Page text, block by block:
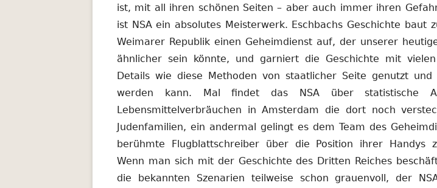
ist, mit all ihren schönen Seiten – aber auch immer ihren
ist NSA ein absolutes Meisterwerk. Eschbachs Geschichte baut
Weimarer Republik einen Geheimdienst auf, der unserer
ähnlicher sein könnte, und garniert die Geschichte mit
Details wie diese Methoden von staatlicher Seite genutzt und
werden kann. Mal findet das NSA über statistische
Lebensmittelverbräuchen in Amsterdam die dort noch
Judenfamilien, ein andermal gelingt es dem Team des
berühmte Flugblattschreiber über die Position ihrer Handys
Wenn man sich mit der Geschichte des Dritten Reiches
die bekannten Szenarien teilweise schon grauenvoll, der